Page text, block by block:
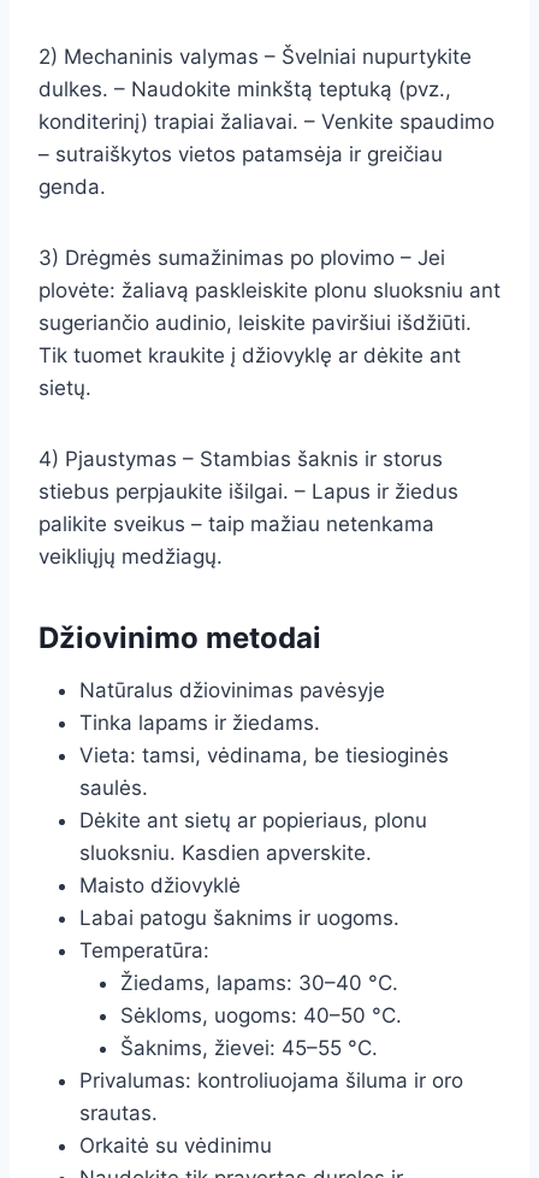
2) Mechaninis valymas – Švelniai nupurtykite
dulkes. – Naudokite minkštą teptuką (pvz.,
konditerinį) trapiai žaliavai. – Venkite spaudimo
– sutraiškytos vietos patamsėja ir greičiau
genda.
3) Drėgmės sumažinimas po plovimo – Jei
plovėte: žaliavą paskleiskite plonu sluoksniu ant
sugeriančio audinio, leiskite paviršiui išdžiūti.
Tik tuomet kraukite į džiovyklę ar dėkite ant
sietų.
4) Pjaustymas – Stambias šaknis ir storus
stiebus perpjaukite išilgai. – Lapus ir žiedus
palikite sveikus – taip mažiau netenkama
veikliųjų medžiagų.
Džiovinimo metodai
Natūralus džiovinimas pavėsyje
Tinka lapams ir žiedams.
Vieta: tamsi, vėdinama, be tiesioginės
saulės.
Dėkite ant sietų ar popieriaus, plonu
sluoksniu. Kasdien apverskite.
Maisto džiovyklė
Labai patogu šaknims ir uogoms.
Temperatūra:
Žiedams, lapams: 30–40 °C.
Sėkloms, uogoms: 40–50 °C.
Šaknims, žievei: 45–55 °C.
Privalumas: kontroliuojama šiluma ir oro
srautas.
Orkaitė su vėdinimu